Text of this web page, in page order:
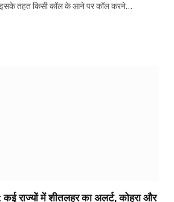
इसके तहत किसी कॉल के आने पर कॉल करने…
राज्यों में शीतलहर का अलर्ट, कोहरा और